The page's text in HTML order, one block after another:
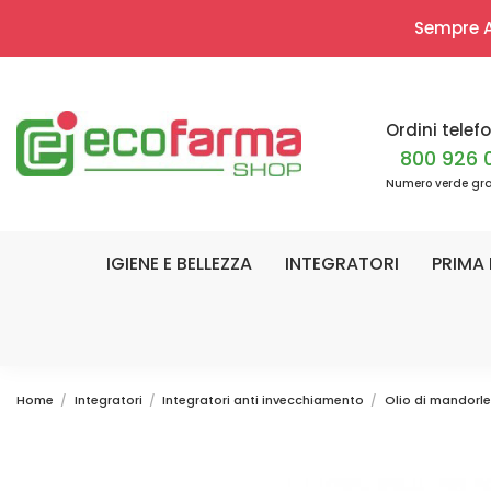
Sempre
Ordini
800 926
Numero verde
IGIENE E BELLEZZA INTEGRATORI PRIMA
Home Integratori Integratori anti invecchiamento Olio di